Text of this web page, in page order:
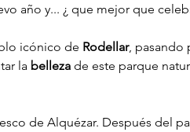
año y... ¿ que mejor que
icónico de Rodellar, pasando
la belleza de este parque
de Alquézar. Después del